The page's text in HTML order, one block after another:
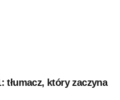
tłumacz, który zaczyna